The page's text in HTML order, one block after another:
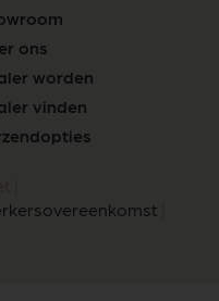
ons
worden
vinden